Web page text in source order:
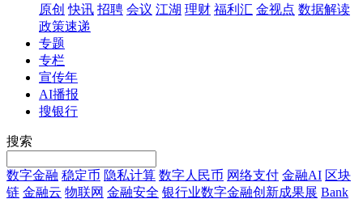
原创 快讯 招聘 会议 江湖 理财 福利汇 金视点 数据解读
政策速递
专题
专栏
宣传年
AI播报
搜银行
搜索
数字金融 稳定币 隐私计算 数字人民币 网络支付 金融AI 区块
链 金融云 物联网 金融安全 银行业数字金融创新成果展 Bank